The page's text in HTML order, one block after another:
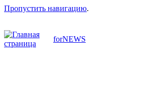
Пропустить навигацию.
forNEWS